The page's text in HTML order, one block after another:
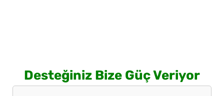
Desteğiniz Bize Güç Veriyor